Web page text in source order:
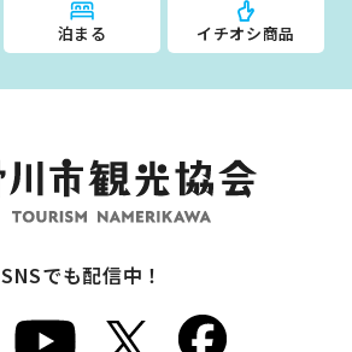
泊まる イチオシ商品
SNSでも配信中！